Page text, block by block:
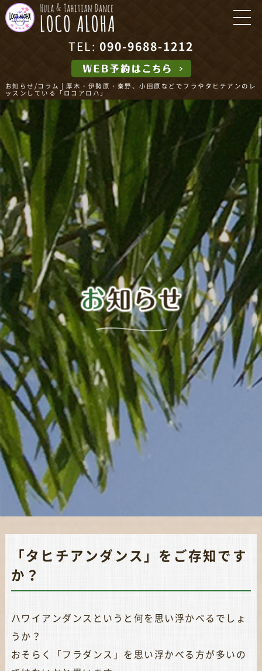
TEL: 090-9688-1212
お知らせ/コラム | 厚木・伊勢原・秦野、小田原などでフラやタヒチアンのレ
ッスンしている「ロコアロハ」
「タヒチアンダンス」をご存知です
か？
ハワイアンダンスというと何を思い浮かべるでしょ
うか？
おそらく「フラダンス」を思い浮かべる方が多いの